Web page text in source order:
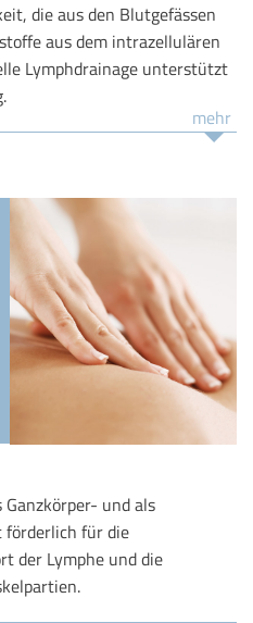
die aus den Blutgefässen
aus dem intrazellulären
Lymphdrainage unterstützt
mehr
Ganzkörper- und als
förderlich für die
der Lymphe und die